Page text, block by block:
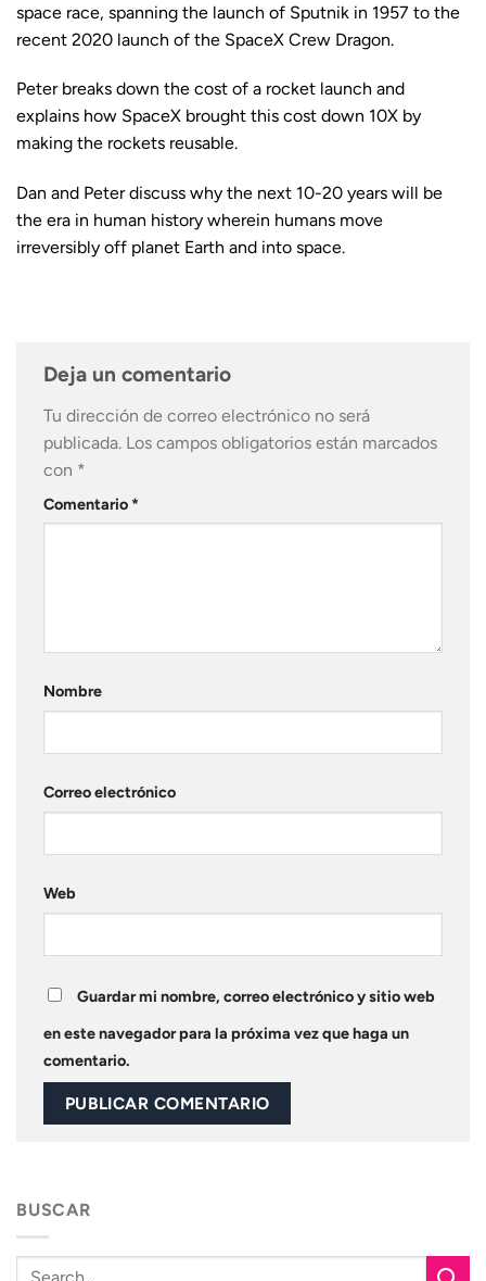
space race, spanning the launch of Sputnik in 1957 to the
recent 2020 launch of the SpaceX Crew Dragon.
Peter breaks down the cost of a rocket launch and
explains how SpaceX brought this cost down 10X by
making the rockets reusable.
Dan and Peter discuss why the next 10-20 years will be
the era in human history wherein humans move
irreversibly off planet Earth and into space.
Deja un comentario
Tu dirección de correo electrónico no será
publicada. Los campos obligatorios están marcados
con *
Comentario *
Nombre
Correo electrónico
Web
Guardar mi nombre, correo electrónico y sitio web
en este navegador para la próxima vez que haga un
comentario.
BUSCAR